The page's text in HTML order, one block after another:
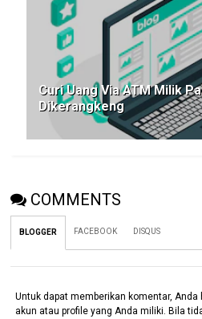
Curi Uang Via ATM Milik
Dikerangkeng
COMMENTS
BLOGGER FACEBOOK DISQUS
Untuk dapat memberikan komentar,
akun atau profile yang Anda miliki. Bila